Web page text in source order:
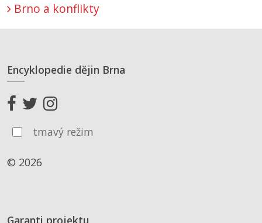
Brno a konflikty
Encyklopedie dějin Brna
tmavý režim
© 2026
Garanti projektu